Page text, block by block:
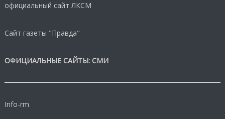
официальный сайт ЛКСМ
Сайт газеты "Правда"
ОФИЦИАЛЬНЫЕ САЙТЫ: СМИ
Info-rm